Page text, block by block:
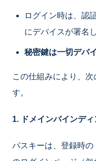
ログイン時は、認
にデバイスが署名
秘密鍵は一切デバ
この仕組みにより、
す。
1. ドメインバインディ
パスキーは、登録時